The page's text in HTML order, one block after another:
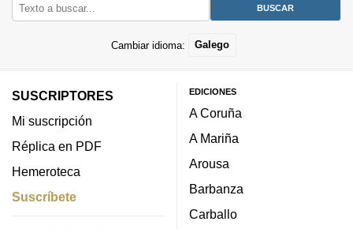
Cambiar idioma: Galego
SUSCRIPTORES
Mi suscripción
Réplica en PDF
Hemeroteca
Suscríbete
EDICIONES
A Coruña
A Mariña
Arousa
Barbanza
Carballo